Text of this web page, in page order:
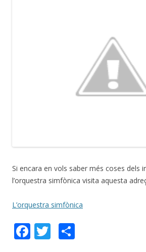
Si encara en vols saber més coses dels
l’orquestra simfònica visita aquesta
L’orquestra simfònica
F T